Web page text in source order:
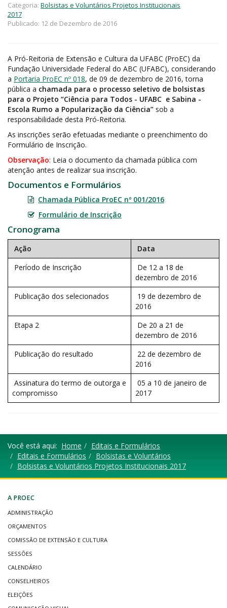
Categoria: Bolsistas e Voluntários Projetos Institucionais
2017
Publicado: 12 de Dezembro de 2016
A Pró-Reitoria de Extensão e Cultura da UFABC (ProEC) da
Fundação Universidade Federal do ABC (UFABC), considerando
a Portaria ProEC nº 018, de 09 de dezembro de 2016, torna
pública a chamada para o processo seletivo de bolsistas
para o Projeto “Ciência para Todos - UFABC e Sabina -
Escola Rumo a Popularização da Ciência” sob a
responsabilidade desta Pró-Reitoria.
As inscrições serão efetuadas mediante o preenchimento do
Formulário de Inscrição.
Observação: Leia o documento da chamada pública com
atenção antes de realizar sua inscrição.
Documentos e Formulários
Chamada Pública ProEC nº 001/2016
Formulário de Inscrição
Cronograma
Ação
Data
Período de Inscrição
De 12 a 18 de
dezembro de 2016
Publicação dos selecionados
19 de dezembro de
2016
Etapa 2
De 20 a 21 de
dezembro de 2016
Publicação do resultado
22 de dezembro de
2016
Assinatura do termo de outorga e
compromisso
05 a 10 de janeiro de
2017
Você está aqui: Home
Editais e Formulários
Editais e Formulários
Bolsistas e Voluntários
Bolsistas e Voluntários Projetos Institucionais 2017
A PROEC
ADMINISTRAÇÃO
ORÇAMENTOS
COMISSÃO DE EXTENSÃO E CULTURA
SESSÕES
CALENDÁRIO
CONSELHEIROS
ELEIÇÕES